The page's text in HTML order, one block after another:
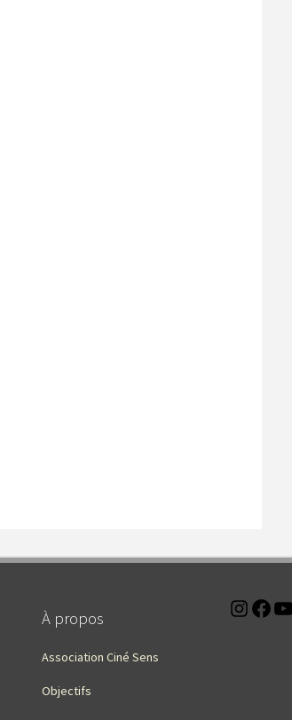
À propos
Association Ciné Sens
Objectifs